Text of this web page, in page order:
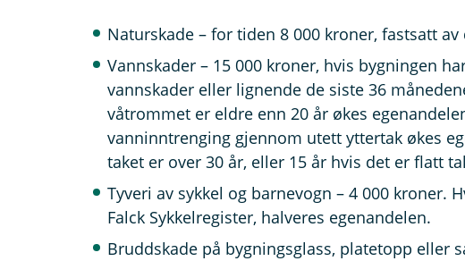
Naturskade – for tiden 8 000 kroner, fastsatt
Vannskader – 15 000 kroner, hvis bygningen
vannskader eller lignende de siste 36
våtrommet er eldre enn 20 år økes
vanninntrenging gjennom utett yttertak økes
taket er over 30 år, eller 15 år hvis det er flatt
Tyveri av sykkel og barnevogn – 4 000 kroner.
Falck Sykkelregister, halveres egenandelen.
Bruddskade på bygningsglass, platetopp eller